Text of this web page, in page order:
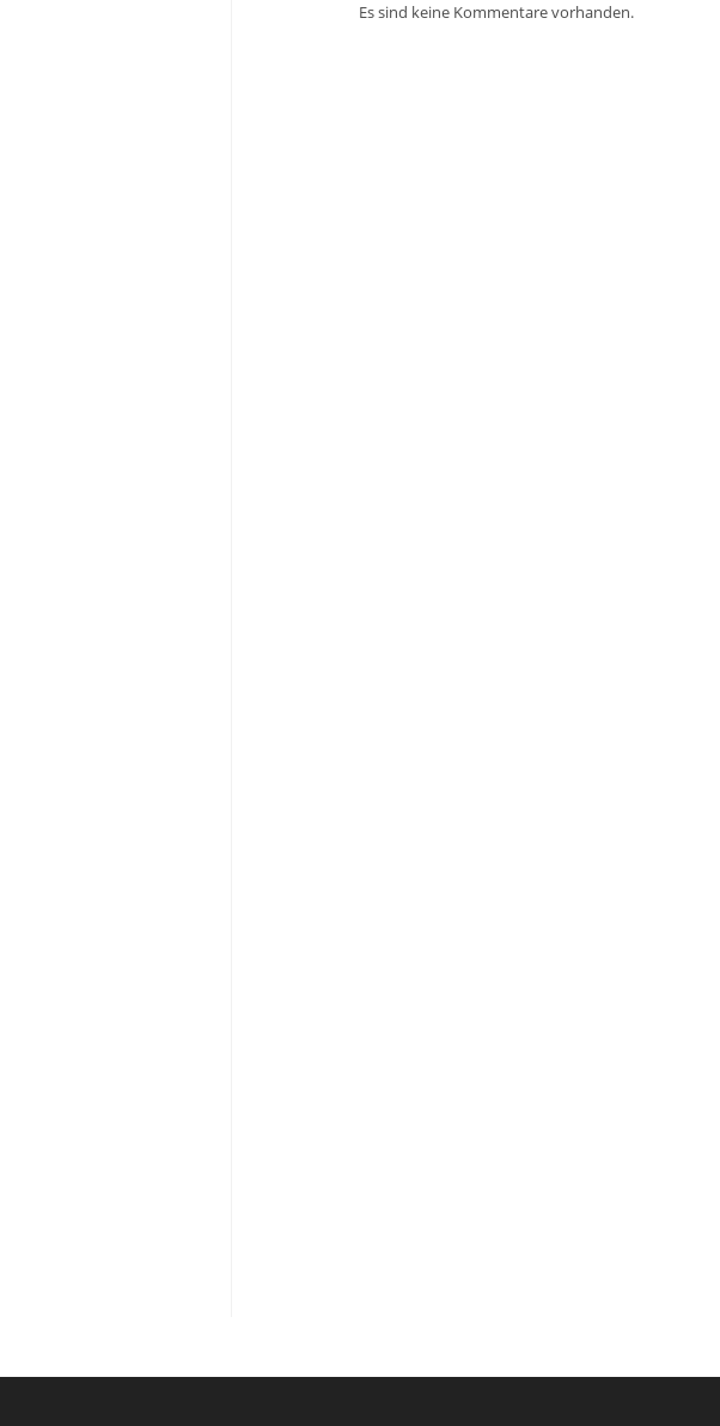
Es sind keine Kommentare vorhanden.